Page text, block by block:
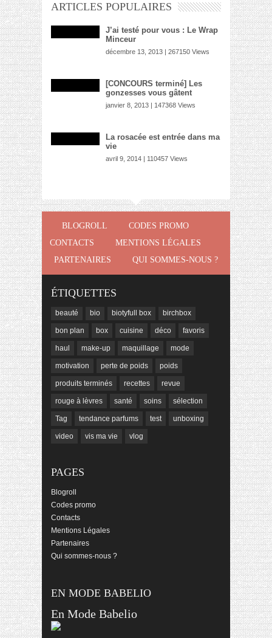
ARTICLES POPULAIRES
J’ai testé pour vous : Le Wrap
Minceur
décembre 13, 2013 | 267150 Views
[CONCOURS terminé] Les
gonzesses vous gâtent
janvier 8, 2013 | 147368 Views
La rosacée est entrée dans ma
vie
avril 9, 2014 | 110457 Views
BLOGROLL
CODES PROMO
CONTACTS
MENTIONS LÉGALES
PARTENAIRES
QUI SOMMES-NOUS ?
ÉTIQUETTES
beauté bio biotyfull box birchbox
bon plan box cuisine déco favoris
haul make-up maquillage mode
motivation perte de poids poids
produits terminés recettes revue
rouge à lèvres santé soins sélection
Tag tendance parfums test unboxing
video vis ma vie vlog
PAGES
Blogroll
Codes promo
Contacts
Mentions Légales
Partenaires
Qui sommes-nous ?
EN MODE BABELIO
En Mode Babelio